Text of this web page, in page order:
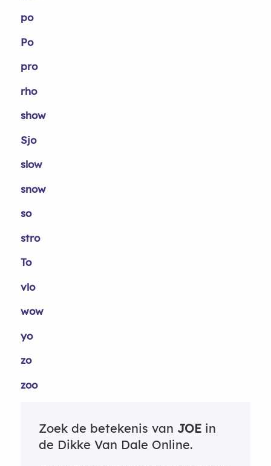
po
Po
pro
rho
show
Sjo
slow
snow
so
stro
To
vlo
wow
yo
zo
zoo
Zoek de betekenis van JOEin
de Dikke Van Dale Online.